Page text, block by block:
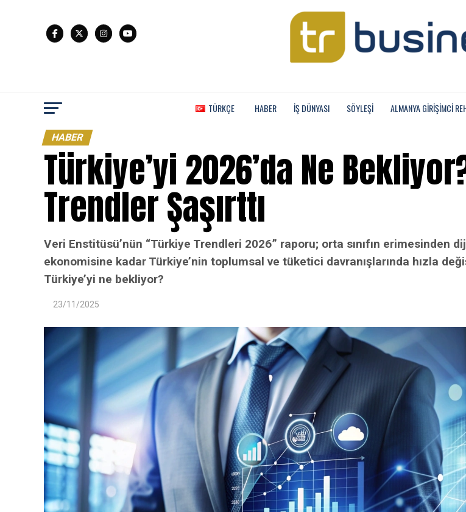
TÜRKÇE HABER İŞ DÜNYASI SÖYLEŞİ ALMANYA GIRIŞIMCI
HABER
Türkiye’yi 2026’da Ne
Trendler Şaşırttı
Veri Enstitüsü’nün “Türkiye Trendleri 2026” raporu; orta sınıfın
ekonomisine kadar Türkiye’nin toplumsal ve tüketici davranışlarında hızla
Türkiye’yi ne bekliyor?
23/11/2025